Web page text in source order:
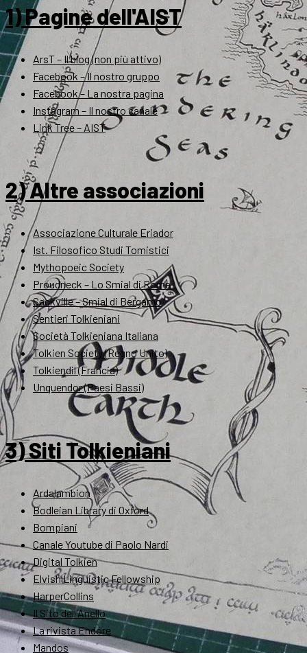
1) Pagine dell'AIST
ArsT – Il blog (non più attivo)
Facebook – Il nostro gruppo
Facebook – La nostra pagina
Instagram – Il nostro canale
Link Tree – AIST
2) Altre associazioni
Associazione Culturale Eriador
Ist. Filosofico Studi Tomistici
Mythopoeic Society
Proudneck – Lo Smial di Roma
Sackville – Smial di Bergamo
Sentieri Tolkieniani
Società Tolkieniana Italiana
Tolkien Society (Regno Unito)
Tolkiendil (Francia)
Unquendor (Paesi Bassi)
3) Siti Tolkieniani
Ardalambion
Bodleian Library di Oxford
Bompiani
Canale Youtube di Paolo Nardi
Digital Tolkien
Elvish Linguistic Fellowship
HarperCollins
Il Sito dell'Anello
La rivista Endóre
Mandos